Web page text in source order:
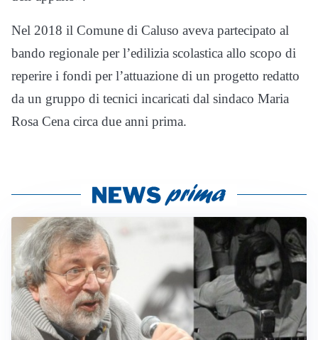
Nel 2018 il Comune di Caluso aveva partecipato al
bando regionale per l’edilizia scolastica allo scopo di
reperire i fondi per l’attuazione di un progetto redatto
da un gruppo di tecnici incaricati dal sindaco Maria
Rosa Cena circa due anni prima.